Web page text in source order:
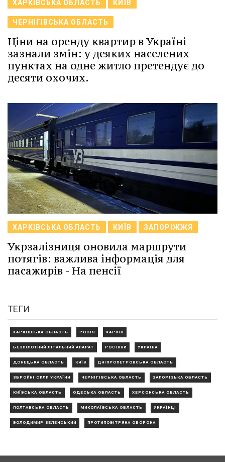
ХАРКІВСЬКА ОБЛАСТЬ КИЇВ
ЧЕРНІГІВСЬКА ОБЛАСТЬ
Ціни на оренду квартир в Україні
зазнали змін: у деяких населених
пунктах на одне житло претендує до
десяти охочих.
ХАРКІВСЬКА ОБЛАСТЬ КИЇВ ЗАПОРІЖЖЯ
Укрзалізниця оновила маршрути
потягів: важлива інформація для
пасажирів - На пенсії
ТЕГИ
ХАРКІВСЬКА ОБЛАСТЬ РОСІЯ ХАРКІВ
БЕЗПІЛОТНИЙ ЛІТАЛЬНИЙ АПАРАТ РОСІЯНИ УКРАЇНА
ДОНЕЦЬКА ОБЛАСТЬ КИЇВ ДНІПРОПЕТРОВСЬКА ОБЛАСТЬ
ЗБРОЙНІ СИЛИ УКРАЇНИ ЧЕРНІГІВСЬКА ОБЛАСТЬ ЗАПОРІЗЬКА ОБЛАСТЬ
КИЇВСЬКА ОБЛАСТЬ ОДЕСЬКА ОБЛАСТЬ ХЕРСОНСЬКА ОБЛАСТЬ
ПОЛТАВСЬКА ОБЛАСТЬ МИКОЛАЇВСЬКА ОБЛАСТЬ УКРАЇНЦІ
ВОЛОДИМИР ЗЕЛЕНСЬКИЙ ПРОТИПОВІТРЯНА ОБОРОНА